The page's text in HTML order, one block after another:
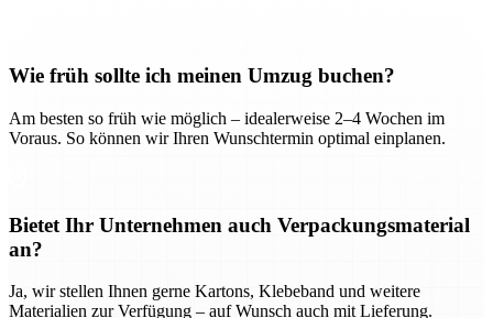
Wie früh sollte ich meinen Umzug buchen?
Am besten so früh wie möglich – idealerweise 2–4 Wochen im
Voraus. So können wir Ihren Wunschtermin optimal einplanen.
Bietet Ihr Unternehmen auch Verpackungsmaterial
an?
Ja, wir stellen Ihnen gerne Kartons, Klebeband und weitere
Materialien zur Verfügung – auf Wunsch auch mit Lieferung.